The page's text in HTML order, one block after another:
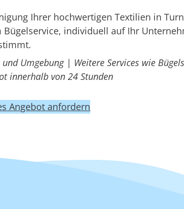
Ihrer hochwertigen Textilien in
individuell auf Ihr
Umgebung | Weitere Services wie
innerhalb von 24 Stunden
Angebot anfordern